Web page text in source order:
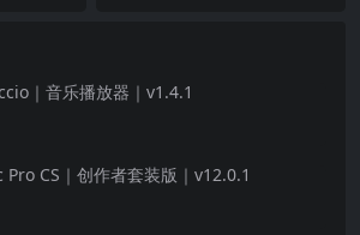
音导出为兼容 Apple Music 的杜比全
件
用储存空间/完整声音资源库安装：
｜音乐播放器｜v1.4.1
Pro CS｜创作者套装版｜v12.0.1